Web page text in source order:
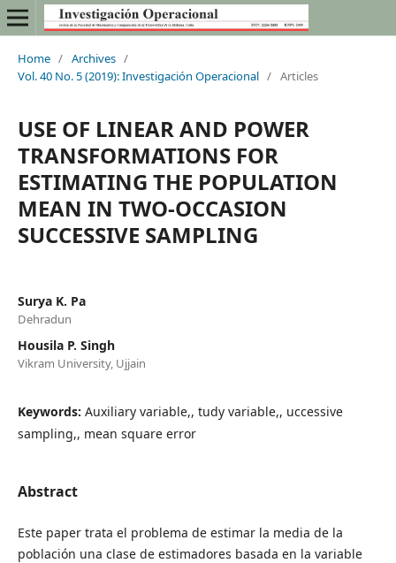
Home / Archives /
Vol. 40 No. 5 (2019): Investigación Operacional / Articles
USE OF LINEAR AND POWER
TRANSFORMATIONS FOR
ESTIMATING THE POPULATION
MEAN IN TWO-OCCASION
SUCCESSIVE SAMPLING
Surya K. Pa
Dehradun
Housila P. Singh
Vikram University, Ujjain
Keywords: Auxiliary variable,, tudy variable,, uccessive
sampling,, mean square error
Abstract
Este paper trata el problema de estimar la media de la
población una clase de estimadores basada en la variable